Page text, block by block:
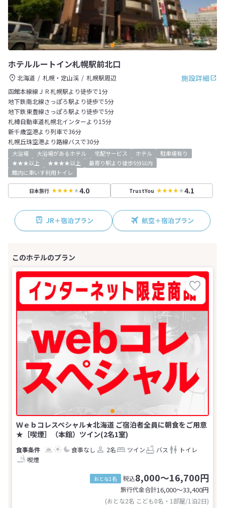
ホテルルートイン札幌駅前北口
施設詳細
北海道 札幌・定山渓
札幌駅周辺
函館本線線ＪＲ札幌駅より徒歩で1分
地下鉄南北線さっぽろ駅より徒歩で5分
地下鉄東豊線さっぽろ駅より徒歩で5分
札樽自動車道札幌北インターより15分
新千歳空港より列車で36分
札幌丘珠空港より路線バスで30分
大浴場 大浴場があるホテル 宅配サービス ホテル
駐車場有り
★★★以上
★★★★以上
最寄り駅より徒歩5分以内
館内に車いす利用トイレ
日本旅行 4.0 TrustYou 4.1
JR＋宿泊プラン 航空＋宿泊プラン
Ｗｅｂコレスペシャル★北海道 ご宿泊者全員に朝食をご用意
★［喫煙］（本館）ツイン(2名1室)
食事なし 2名 ツイン バス
トイレ
喫煙
おとな1名 税込8,000～16,700円
旅行代金合計16,000〜33,400円
(おとな2名 こども0名・1部屋/1泊2日)